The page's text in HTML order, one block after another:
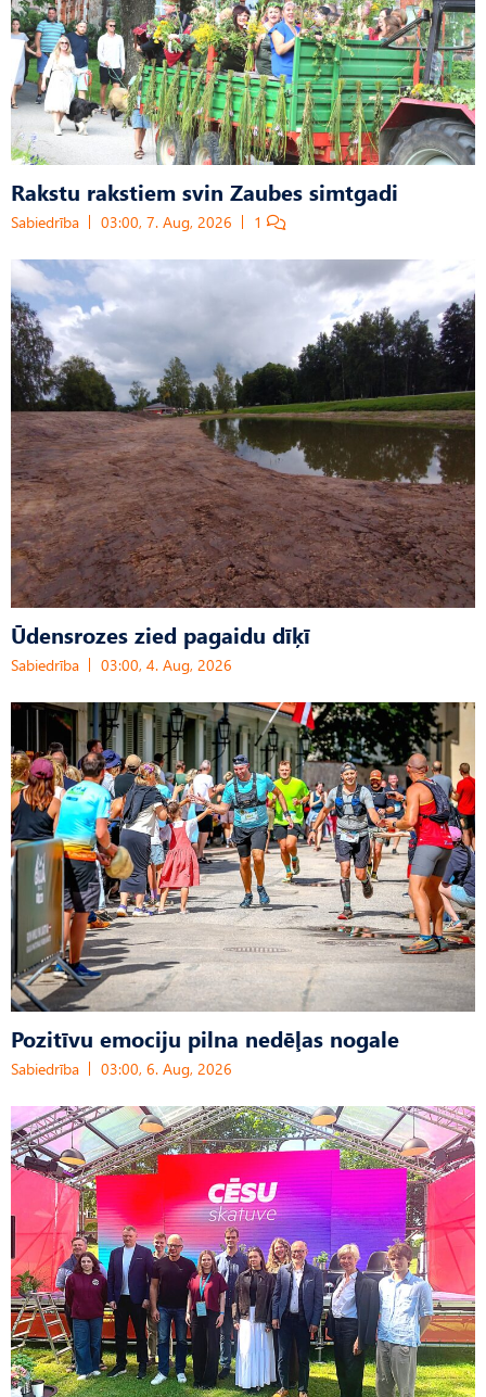
Rakstu rakstiem svin Zaubes simtgadi
Sabiedrība 03:00, 7. Aug, 2026 1
Ūdensrozes zied pagaidu dīķī
Sabiedrība 03:00, 4. Aug, 2026
Pozitīvu emociju pilna nedēļas nogale
Sabiedrība 03:00, 6. Aug, 2026